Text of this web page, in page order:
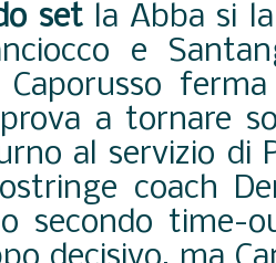
setla Abba si
e
Caporusso
a tornare
al servizio di
coach
secondo time-